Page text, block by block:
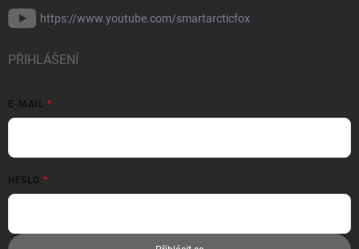
https://www.youtube.com/smartarcticfox
PŘIHLÁŠENÍ
E-MAIL
HESLO